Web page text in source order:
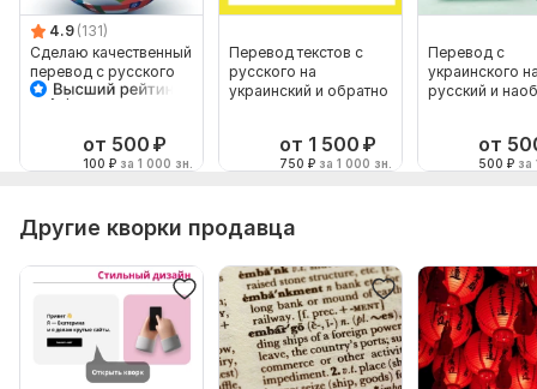
4.9 (131)
Сделаю качественный
перевод с русского
на украинский и
от 500 ₽
100 ₽ за 1 000 зн.
Перевод текстов с
русского на
украинский и обратно
от 1 500 ₽
750 ₽ за 1 000 зн.
Перевод с
украинского
русский и
от
500 ₽ за
Другие кворки продавца